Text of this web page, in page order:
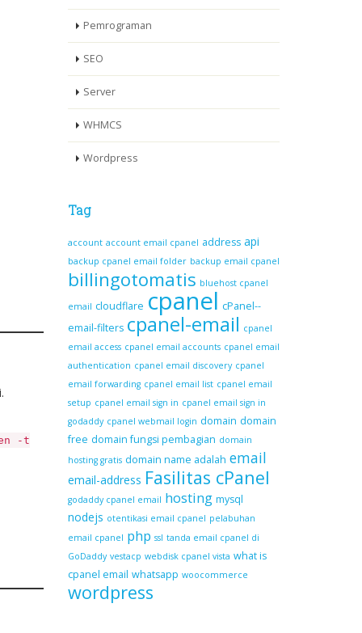
-t
Pemrograman
SEO
Server
WHMCS
Wordpress
Tag
account account email cpanel address api
backup cpanel email folder backup email cpanel
billingotomatis bluehost cpanel
email cloudflare cpanel cPanel--
email-filters cpanel-email cpanel
email access cpanel email accounts cpanel email
authentication cpanel email discovery cpanel
email forwarding cpanel email list cpanel email
setup cpanel email sign in cpanel email sign in
godaddy cpanel webmail login domain domain
free domain fungsi pembagian domain
hosting gratis domain name adalah email
email-address Fasilitas cPanel
godaddy cpanel email hosting mysql
nodejs otentikasi email cpanel pelabuhan
email cpanel php ssl tanda email cpanel di
GoDaddy vestacp webdisk cpanel vista what is
cpanel email whatsapp woocommerce
wordpress